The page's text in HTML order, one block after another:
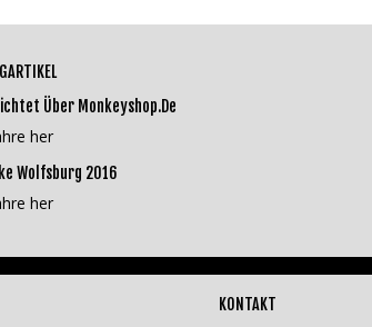
Über Monkeyshop.de
her
Wolfsburg 2016
her
KONTAKT